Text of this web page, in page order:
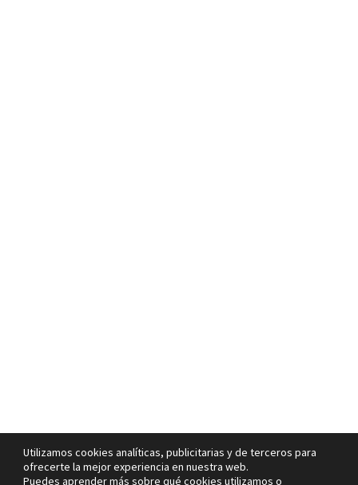
Utilizamos cookies analíticas, publicitarias y de terceros para
ofrecerte la mejor experiencia en nuestra web.
Puedes aprender más sobre qué cookies utilizamos o